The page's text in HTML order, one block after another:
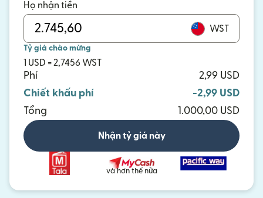
Họ nhận tiền
WST
Tỷ giá chào mừng
1 USD = 2,7456 WST
Phí
2,99 USD
Chiết khấu phí
-2,99 USD
Tổng
1.000,00 USD
Nhận tỷ giá này
và hơn thế nữa